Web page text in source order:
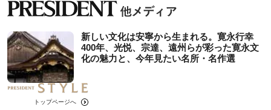
新しい文化は安寧から生まれる。寛永行幸
400年、光悦、宗達、遠州らが彩った寛永文
化の魅力と、今年見たい名所・名作選
トップページへ